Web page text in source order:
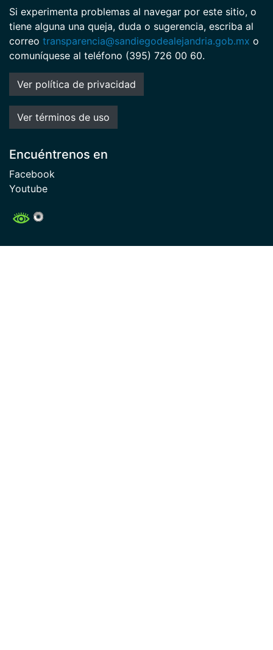
Si experimenta problemas al navegar por este sitio, o
tiene alguna una queja, duda o sugerencia, escriba al
correo transparencia@sandiegodealejandria.gob.mx o
comuníquese al teléfono (395) 726 00 60.
Ver política de privacidad
Ver términos de uso
Encuéntrenos en
Facebook
Youtube